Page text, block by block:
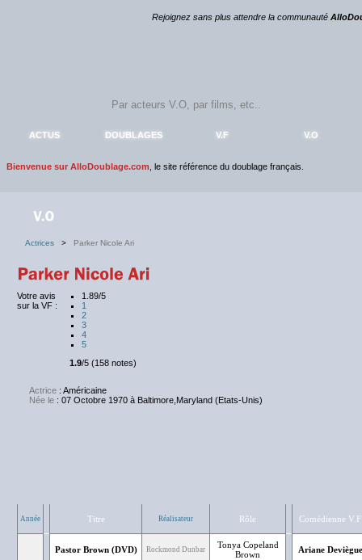
Rejoignez sans plus attendre la communauté
ACTUS DOUBLAGES V.F V.O
Bienvenue sur AlloDoublage.com , le site référence du doublage français.
Actrices > Parker Nicole Ari
Votre avis
sur la VF :
1.89/5
1
2
3
4
5
1.9/5 (158 notes)
Actrice : Américaine
Née le : 07 Octobre 1970 à Baltimore,Maryland (Etats-Unis)
Année Titre Réalisateur Rôle Comédienne V.F
Pastor Brown (DVD) Rockmond Dunbar
Tonya Copeland
Brown
Ariane Deviègue